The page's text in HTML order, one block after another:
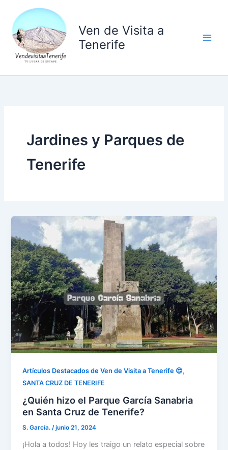
contenido
Ven de Visita a
Tenerife
Jardines y Parques de
Tenerife
Artículos Destacados de Ven de Visita a Tenerife 😍,
SANTA CRUZ DE TENERIFE
¿Quién hizo el Parque García Sanabria
en Santa Cruz de Tenerife?
S. García./junio 21, 2024
¡Hola a todos! Hoy les traigo un relato especial sobre